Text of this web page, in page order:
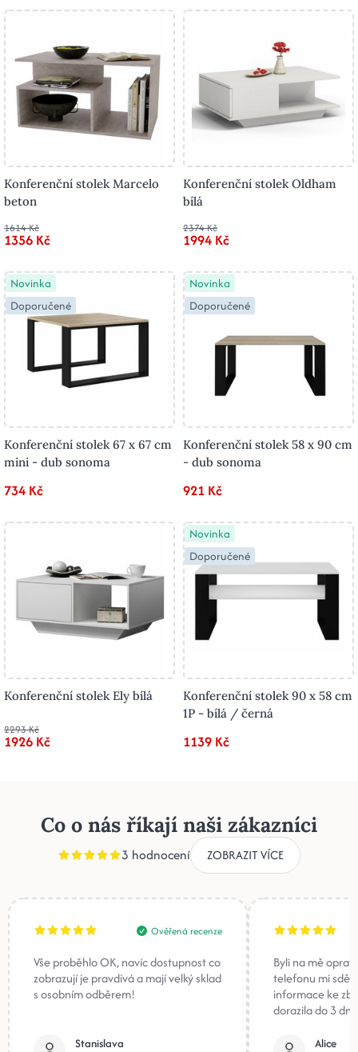
Konferenční stolek Marcelo
beton
1614 Kč
1356 Kč
Konferenční stolek Oldham
bílá
2374 Kč
1994 Kč
Novinka
Doporučené
Konferenční stolek 67 x 67 cm
mini - dub sonoma
734 Kč
Novinka
Doporučené
Konferenční stolek 58 x 90 cm
- dub sonoma
921 Kč
Konferenční stolek Ely bílá
2293 Kč
1926 Kč
Novinka
Doporučené
Konferenční stolek 90 x 58 cm
1P - bílá / černá
1139 Kč
Co o nás říkají naši zákazníci
3 hodnocení ZOBRAZIT VÍCE
Ověřená recenze
Vše proběhlo OK, navíc dostupnost co
zobrazují je pravdivá a mají velký sklad
s osobním odběrem!
Stanislava
Byli na mě
telefonu mi
informace ke
dorazila do 3
Alice